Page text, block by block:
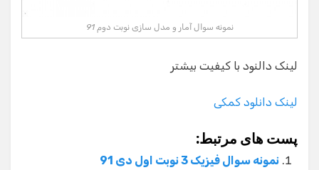
نمونه سوال آمار و مدل سازی نوبت دوم 91
لینک دالنود با کیفیت بیشتر
لینک دانلود کمکی
پست های مرتبط:
نمونه سوال فیزیک 3 نوبت اول دی 91